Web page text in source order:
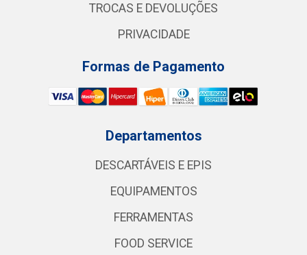
TROCAS E DEVOLUÇÕES
PRIVACIDADE
Formas de Pagamento
Departamentos
DESCARTÁVEIS E EPIS
EQUIPAMENTOS
FERRAMENTAS
FOOD SERVICE